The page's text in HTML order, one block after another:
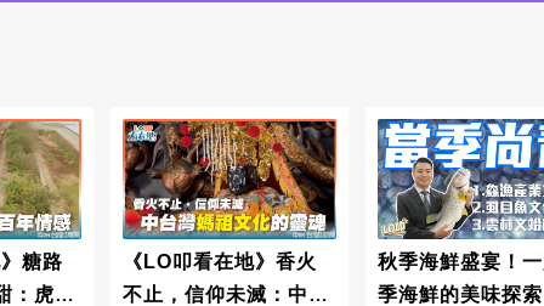
糖路
：虎尾
《LO叩看在地》香火
不止，信仰未滅：中臺
秋季海鮮盛宴！
季海鮮的美味探